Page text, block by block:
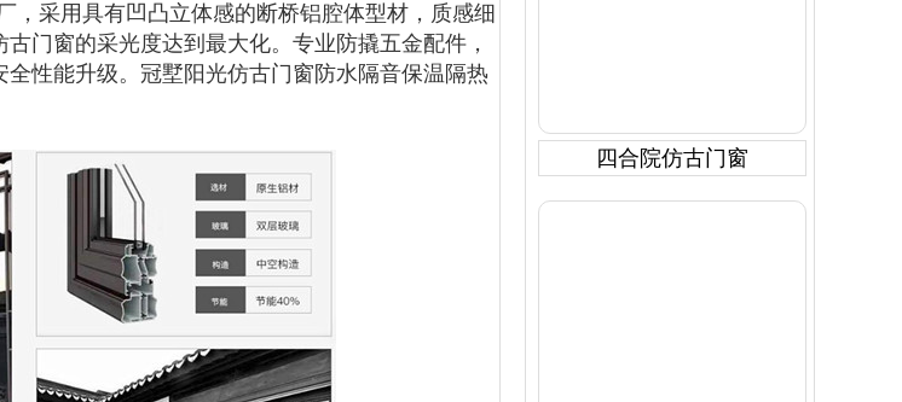
采用具有凹凸立体感的断桥铝腔体型材，质感细
门窗的采光度达到最大化。专业防撬五金配件，
性能升级。冠墅阳光仿古门窗防水隔音保温隔热
四合院仿古门窗